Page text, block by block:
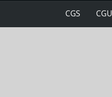
CGS CGU